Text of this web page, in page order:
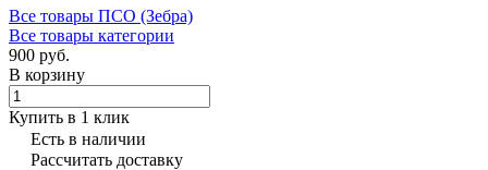
Все товары ПСО (Зебра)
Все товары категории
900 руб.
В корзину
Купить в 1 клик
Есть в наличии
Рассчитать доставку